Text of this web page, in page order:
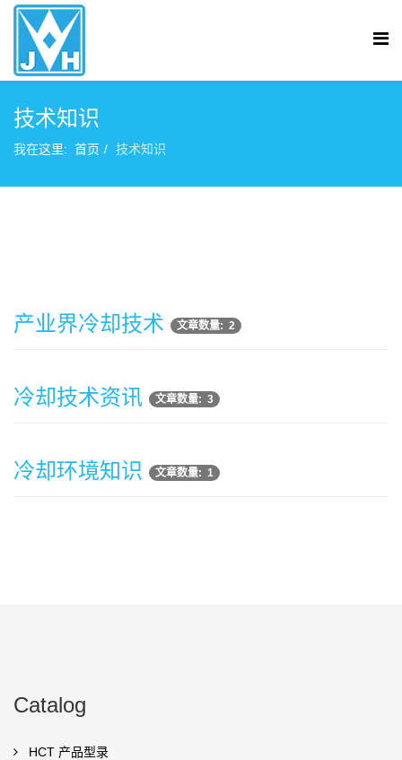
技术知识
我在这里: 首页 技术知识
产业界冷却技术 文章数量: 2
冷却技术资讯 文章数量: 3
冷却环境知识 文章数量: 1
Catalog
HCT 产品型录